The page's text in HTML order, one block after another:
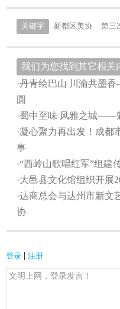
关键字 新都区美协 第三
我们为您找到其它相关
·丹青绘巴山 川渝共墨
圆
·蜀中至味 风雅之城——
·凝心聚力再出发！成都
事
·“西岭山歌唱红军”组建
·大邑县文化馆组织开展
·达商总会与达州市新文
协
登录 | 注册